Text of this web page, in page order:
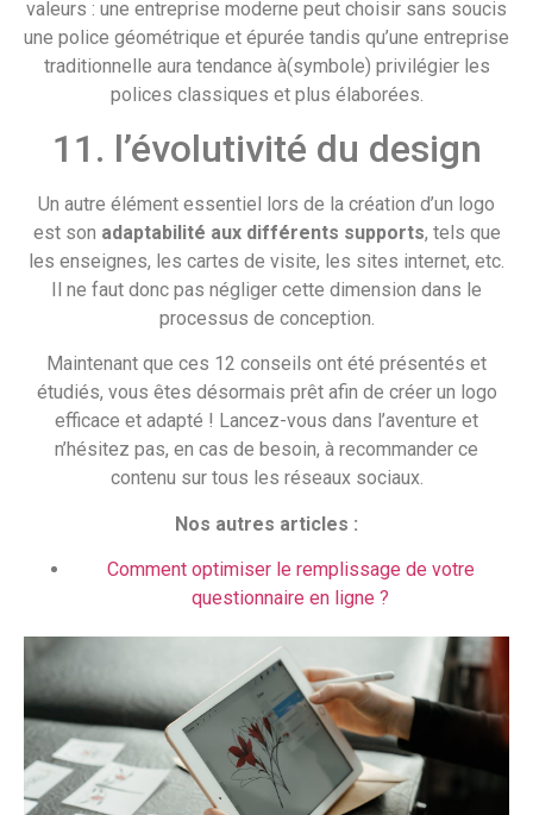
valeurs : une entreprise moderne peut choisir sans soucis
une police géométrique et épurée tandis qu’une entreprise
traditionnelle aura tendance à(symbole) privilégier les
polices classiques et plus élaborées.
11. l’évolutivité du design
Un autre élément essentiel lors de la création d’un logo
est son adaptabilité aux différents supports, tels que
les enseignes, les cartes de visite, les sites internet, etc.
Il ne faut donc pas négliger cette dimension dans le
processus de conception.
Maintenant que ces 12 conseils ont été présentés et
étudiés, vous êtes désormais prêt afin de créer un logo
efficace et adapté ! Lancez-vous dans l’aventure et
n’hésitez pas, en cas de besoin, à recommander ce
contenu sur tous les réseaux sociaux.
Nos autres articles :
Comment optimiser le remplissage de votre
questionnaire en ligne ?